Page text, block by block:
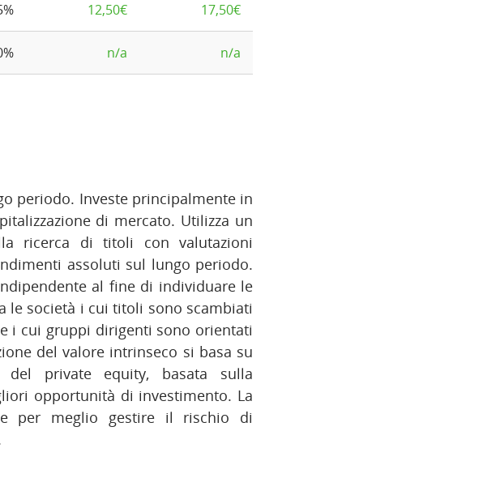
12,50€ 17,50€
n/a n/a
periodo. Investe principalmente in
di mercato. Utilizza un
ricerca di titoli con valutazioni
assoluti sul lungo periodo.
al fine di individuare le
le società i cui titoli sono scambiati
i cui gruppi dirigenti sono orientati
del valore intrinseco si basa su
private equity, basata sulla
opportunità di investimento. La
per meglio gestire il rischio di